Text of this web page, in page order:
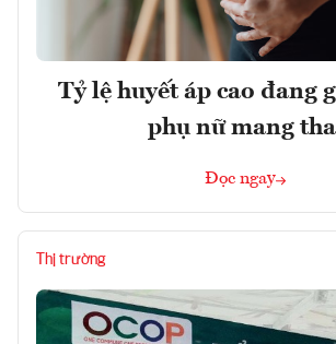
Tỷ lệ huyết áp cao đang
phụ nữ mang
Đọc ngay
Thị trường